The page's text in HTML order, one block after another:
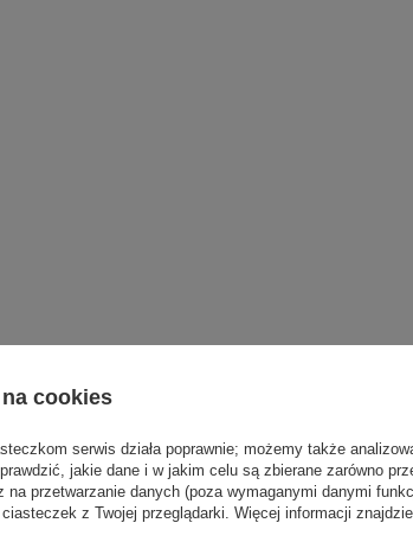
cookies
serwis działa poprawnie; możemy także
jakie dane i w jakim celu są zbierane zarówno
na przetwarzanie danych (poza wymaganymi danymi
z Twojej przeglądarki. Więcej informacji